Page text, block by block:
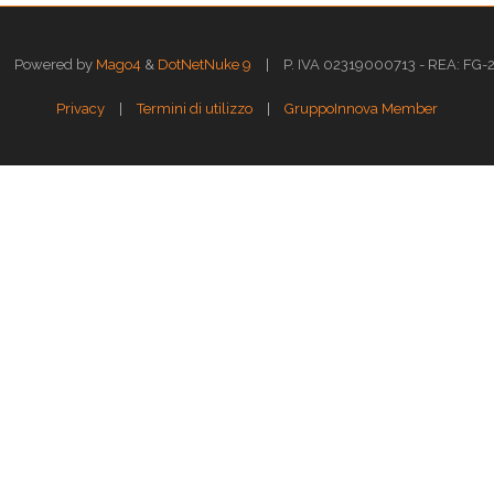
Powered by Mago4 & DotNetNuke 9 | P. IVA 02319000713 - REA:
Privacy | Termini di utilizzo | GruppoInnova Member